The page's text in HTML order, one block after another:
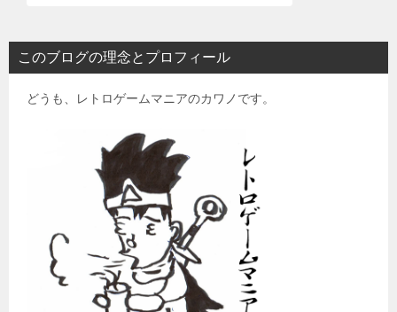
このブログの理念とプロフィール
どうも、レトロゲームマニアのカワノです。